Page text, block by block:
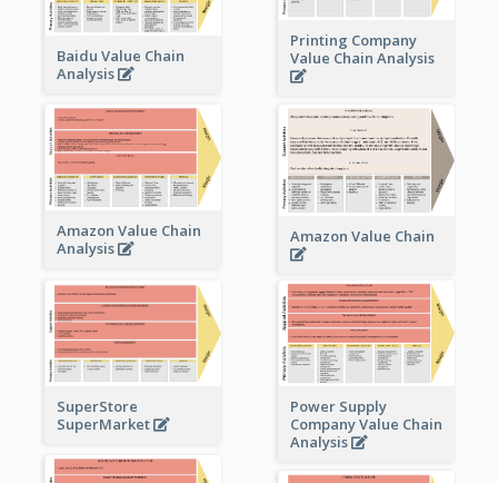
Printing Company
Value Chain Analysis
Baidu Value Chain
Analysis
Amazon Value Chain
Analysis
Amazon Value Chain
SuperStore
SuperMarket
Power Supply
Company Value Chain
Analysis